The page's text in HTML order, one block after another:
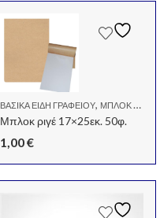
ΒΑΣΙΚΆ ΕΊΔΗ ΓΡΑΦΕΊΟΥ, ΜΠΛΟΚ - ΣΗΜΕΙΩΜΑΤΆΡΙΑ
Μπλοκ ριγέ 17×25εκ. 50φ.
1,00€